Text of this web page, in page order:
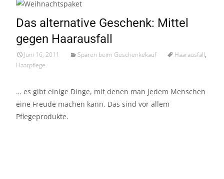
16
Das alternative Geschenk: Mittel
gegen Haarausfall
Juni 16, 2011 Sparen beim Geschenkekauf Haarausfall,
Haarpflege
… es gibt einige Dinge, mit denen man jedem Menschen
eine Freude machen kann. Das sind vor allem
Pflegeprodukte.